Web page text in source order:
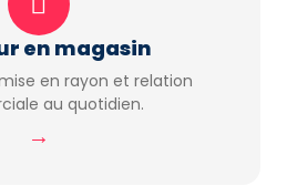
en magasin
en rayon et relation
au quotidien.
→